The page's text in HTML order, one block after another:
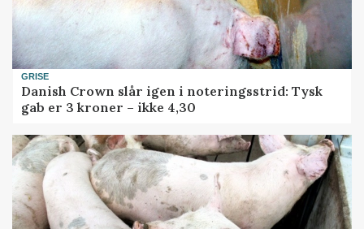
GRISE
Danish Crown slår igen i noteringsstrid: Tysk
gab er 3 kroner – ikke 4,30